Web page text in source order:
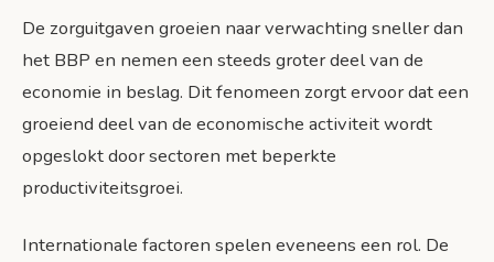
De zorguitgaven groeien naar verwachting sneller dan
het BBP en nemen een steeds groter deel van de
economie in beslag. Dit fenomeen zorgt ervoor dat een
groeiend deel van de economische activiteit wordt
opgeslokt door sectoren met beperkte
productiviteitsgroei.
Internationale factoren spelen eveneens een rol. De